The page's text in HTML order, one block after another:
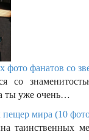
фото фанатов со
со
ты уже очень…
пещер мира (10
таинственных